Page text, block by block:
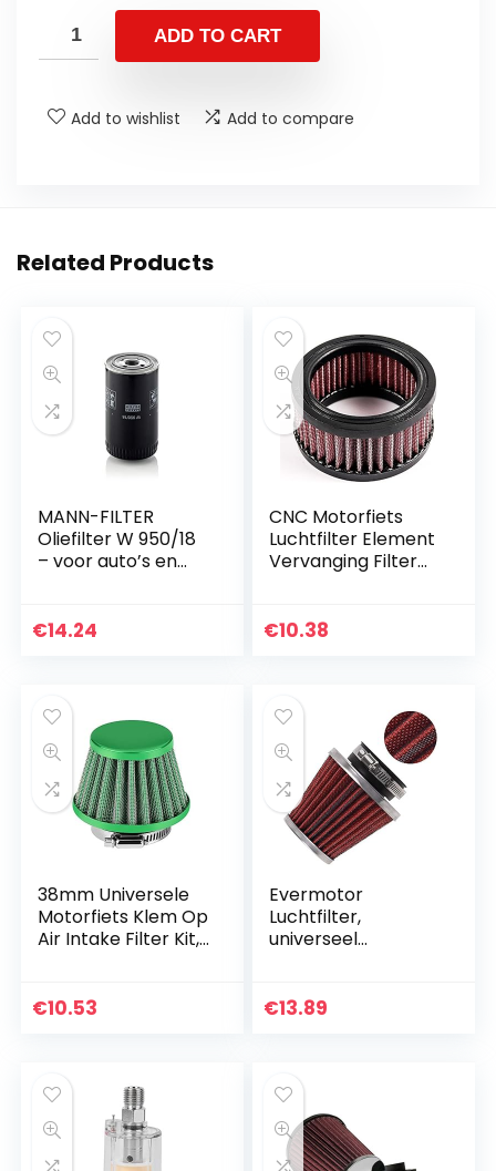
ADD TO CART
Add to wishlist Add to compare
Related Products
MANN-FILTER
Oliefilter W 950/18
– voor auto’s en
€14.24
CNC Motorfiets
Luchtfilter Element
Vervanging Filter
2004-2014 XL
€10.38
38mm Universele
Motorfiets Klem Op
Air Intake Filter Kit,
Atv Dirt Pit Bike
€10.53
Evermotor
Luchtfilter,
universeel
motorfiets,
€13.89